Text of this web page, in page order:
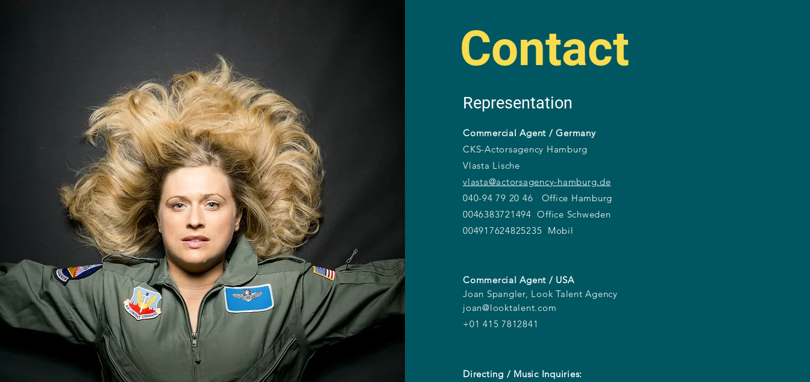
Contact
Representation
Commercial Agent / Germany
CKS-Actorsagency Hamburg
Vlasta Lische
vlasta@actorsagency-hamburg.de
040-94 79 20 46 Office Hamburg
0046383721494 Office Schweden
004917624825235 Mobil
Commercial Agent / USA
Joan Spangler, Look Talent Agency
joan@looktalent.com
+01 415 7812841
Directing / Music Inquiries: